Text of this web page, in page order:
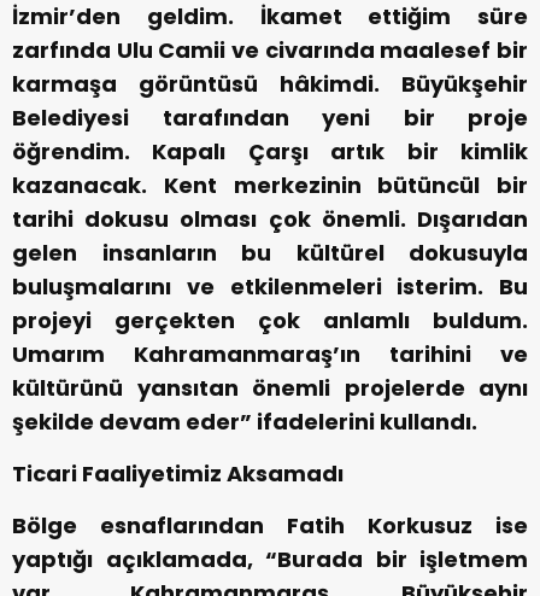
İzmir’den geldim. İkamet ettiğim süre
zarfında Ulu Camii ve civarında maalesef bir
karmaşa görüntüsü hâkimdi. Büyükşehir
Belediyesi tarafından yeni bir proje
öğrendim. Kapalı Çarşı artık bir kimlik
kazanacak. Kent merkezinin bütüncül bir
tarihi dokusu olması çok önemli. Dışarıdan
gelen insanların bu kültürel dokusuyla
buluşmalarını ve etkilenmeleri isterim. Bu
projeyi gerçekten çok anlamlı buldum.
Umarım Kahramanmaraş’ın tarihini ve
kültürünü yansıtan önemli projelerde aynı
şekilde devam eder” ifadelerini kullandı.
Ticari Faaliyetimiz Aksamadı
Bölge esnaflarından Fatih Korkusuz ise
yaptığı açıklamada, “Burada bir işletmem